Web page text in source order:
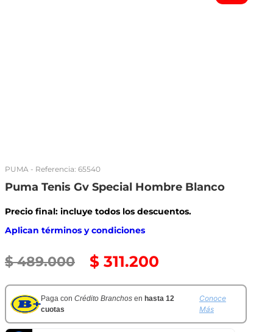
PUMA - Referencia: 65540
Puma Tenis Gv Special Hombre Blanco
Precio final: incluye todos los descuentos.
Aplican términos y condiciones
$ 489.000 $ 311.200
Paga con Crédito Branchos en hasta 12
cuotas
Conoce
Más